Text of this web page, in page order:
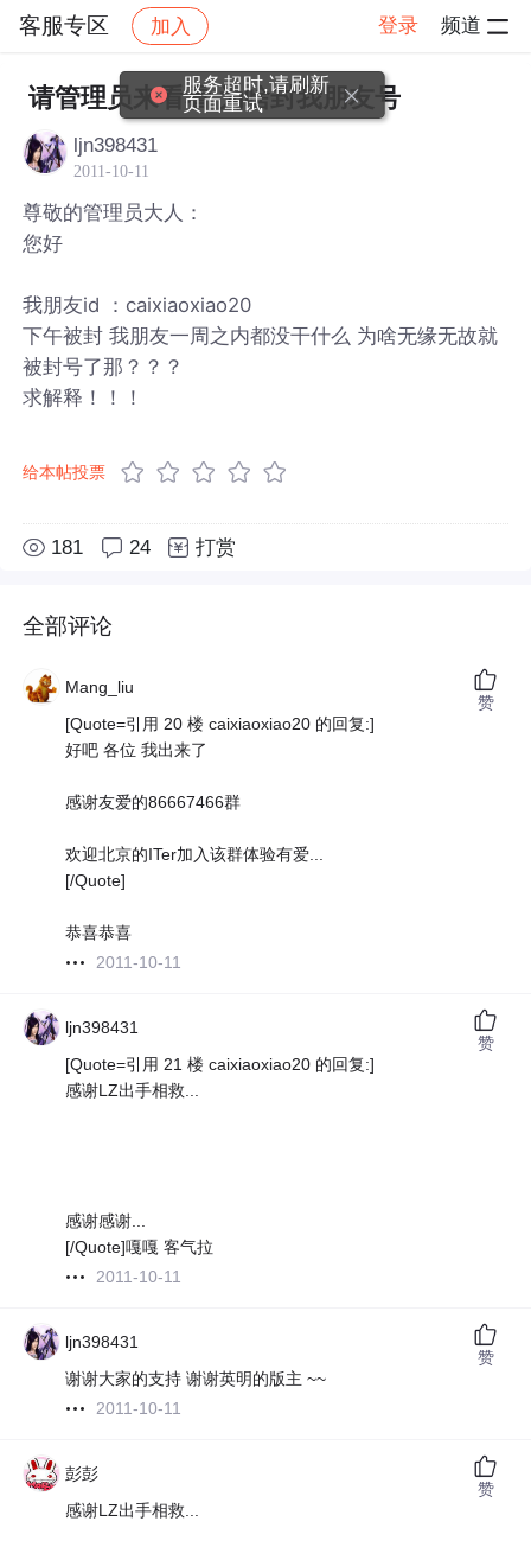
客服专区 加入 登录 频道
社区 客服专区 帖子详情
请管理员来看看 为啥封我朋友号
ljn398431
2011-10-11
尊敬的管理员大人：
您好
我朋友id ：caixiaoxiao20
下午被封 我朋友一周之内都没干什么 为啥无缘无故就
被封号了那？？？
求解释！！！
给本帖投票
181 24 打赏
全部评论
Mang_liu
[Quote=引用 20 楼 caixiaoxiao20 的回复:]
好吧 各位 我出来了
感谢友爱的86667466群
欢迎北京的ITer加入该群体验有爱...
[/Quote]
恭喜恭喜
2011-10-11
赞
ljn398431
[Quote=引用 21 楼 caixiaoxiao20 的回复:]
感谢LZ出手相救...
感谢感谢...
[/Quote]嘎嘎 客气拉
2011-10-11
赞
ljn398431
谢谢大家的支持 谢谢英明的版主 ~~
2011-10-11
赞
彭彭
感谢LZ出手相救...
赞
服务超时,请刷新
页面重试